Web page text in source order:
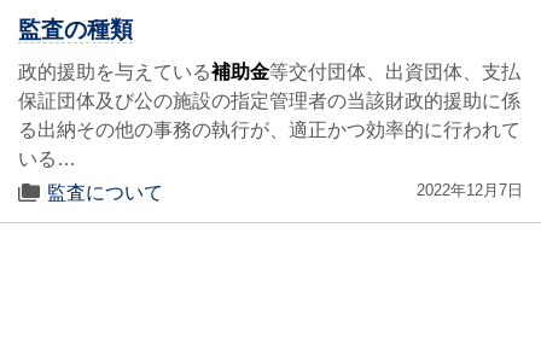
監査の種類
政的援助を与えている補助金等交付団体、出資団体、支払
保証団体及び公の施設の指定管理者の当該財政的援助に係
る出納その他の事務の執行が、適正かつ効率的に行われて
いる…
監査について
2022年12月7日